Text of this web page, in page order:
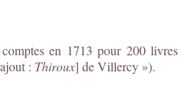
en 1713 pour 200 livres
: Thiroux] de Villercy »).